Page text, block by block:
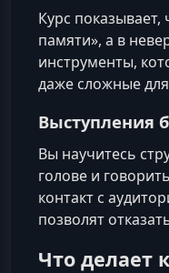
Курс
памяти», а в
инструменты,
даже сложные
Выступления
Вы научитесь
голове и
контакт с
позволят
Что делает